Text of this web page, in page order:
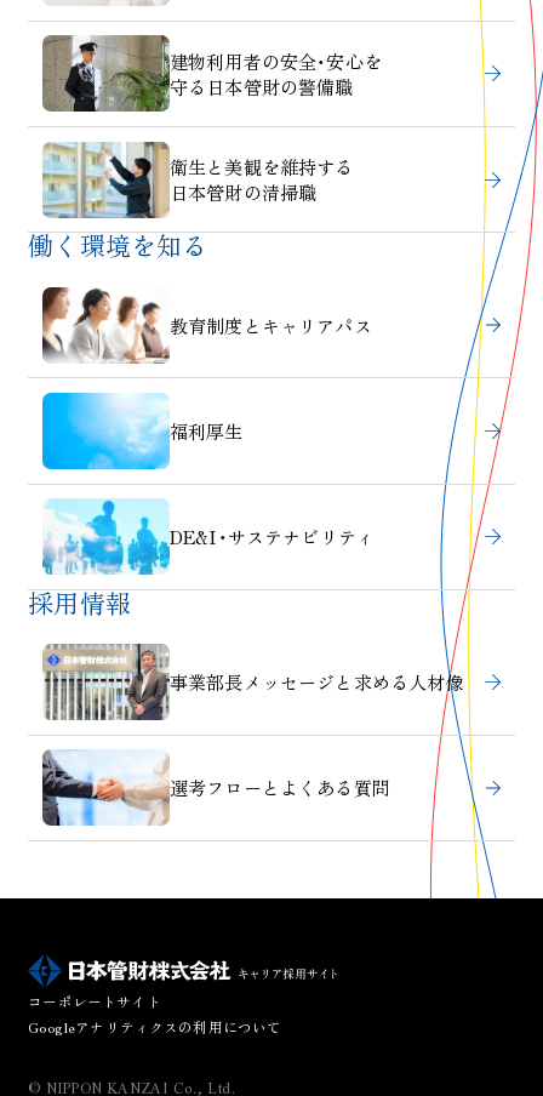
建物利用者の安全・安心を
守る日本管財の警備職
衛生と美観を維持する
日本管財の清掃職
働く環境を知る
教育制度とキャリアパス
福利厚生
DE&I・サステナビリティ
採用情報
事業部長メッセージと 求める人材像
選考フローと よくある質問
コーポレートサイト
Googleアナリティクスの利用について
© NIPPON KANZAI Co., Ltd.